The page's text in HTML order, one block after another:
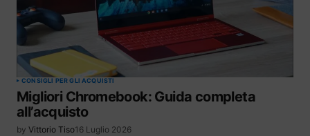
CONSIGLI PER GLI ACQUISTI
Migliori Chromebook: Guida completa
all’acquisto
by Vittorio Tiso16 Luglio 2026